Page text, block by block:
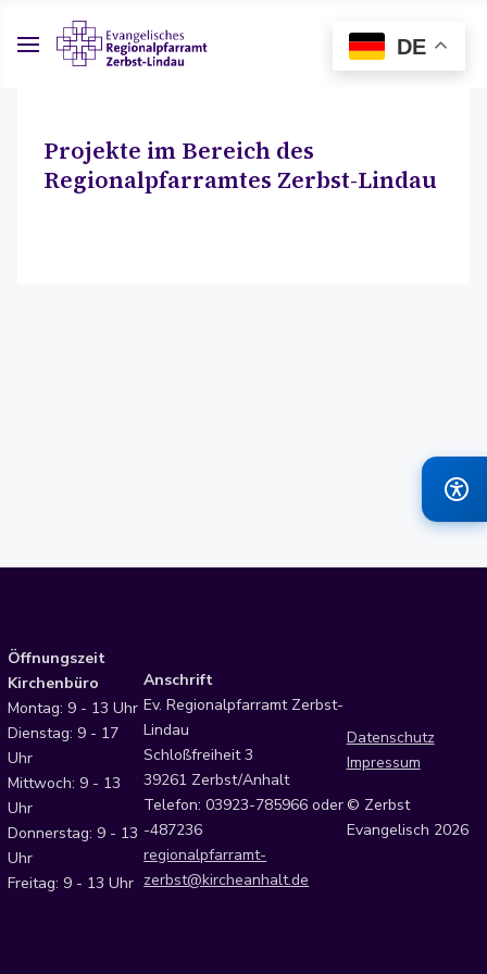
Projekte im Bereich des
Regionalpfarramtes Zerbst-Lindau
Öffnungszeit
Kirchenbüro
Montag: 9 - 13 Uhr
Dienstag: 9 - 17
Uhr
Mittwoch: 9 - 13
Uhr
Donnerstag: 9 - 13
Uhr
Freitag: 9 - 13 Uhr
DE
Anschrift
Ev. Regionalpfarramt Zerbst-
Lindau
Schloßfreiheit 3
39261 Zerbst/Anhalt
Telefon: 03923-785966 oder
-487236
regionalpfarramt-
zerbst@kircheanhalt.de
Datenschutz
Impressum
© Zerbst
Evangelisch 2026